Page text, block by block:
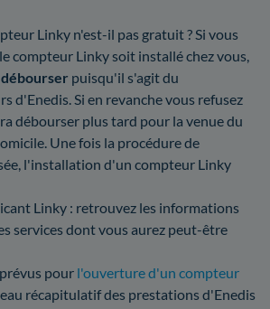
Linky n'est-il pas gratuit ? Si vous
compteur Linky soit installé chez vous,
puisqu'il s'agit du
d'Enedis. Si en revanche vous refusez
débourser plus tard pour la venue du
Une fois la procédure de
l'installation d'un compteur Linky
Linky : retrouvez les informations
services dont vous aurez peut-être
pour l'ouverture d'un compteur
récapitulatif des prestations d'Enedis